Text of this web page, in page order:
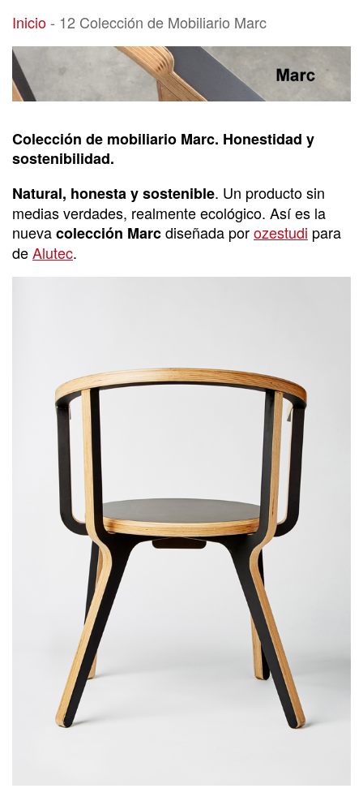
12 Colección de Mobiliario Marc
Inicio- 12 Colección de Mobiliario Marc
Colección de mobiliario Marc. Honestidad y
sostenibilidad.
Natural, honesta y sostenible. Un producto sin
medias verdades, realmente ecológico. Así es la
nuevacolección Marcdiseñada porozestudi para
deAlutec.